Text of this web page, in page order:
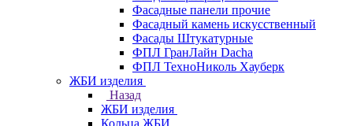
Фасадные панели прочие
Фасадный камень искусственный
Фасады Штукатурные
ФПЛ ГранЛайн Dacha
ФПЛ ТехноНиколь Хауберк
ЖБИ изделия
Назад
ЖБИ изделия
Кольца ЖБИ